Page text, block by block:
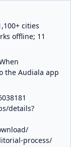
cities
offline; 11
the Audiala app
details?
process/